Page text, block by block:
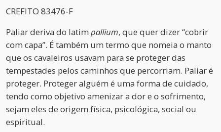
CREFITO 83476-F
Paliar deriva do latim pallium, que quer dizer “cobrir
com capa”. É também um termo que nomeia o manto
que os cavaleiros usavam para se proteger das
tempestades pelos caminhos que percorriam. Paliar é
proteger. Proteger alguém é uma forma de cuidado,
tendo como objetivo amenizar a dor e o sofrimento,
sejam eles de origem física, psicológica, social ou
espiritual.